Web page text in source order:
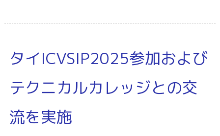
タイICVSIP2025参加および
テクニカルカレッジとの交
流を実施